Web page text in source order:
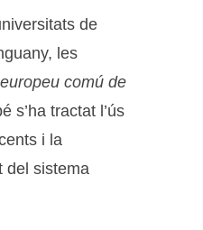
de
les
comú de
s’ha tractat l’ús
i la
del sistema